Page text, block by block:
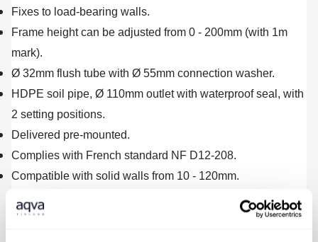
Fixes to load-bearing walls.
Frame height can be adjusted from 0 - 200mm (with 1m
mark).
Ø 32mm flush tube with Ø 55mm connection washer.
HDPE soil pipe, Ø 110mm outlet with waterproof seal, with
2 setting positions.
Delivered pre-mounted.
Complies with French standard NF D12-208.
Compatible with solid walls from 10 - 120mm.
Fitted with TEMPOFLUX 3 F¾" time